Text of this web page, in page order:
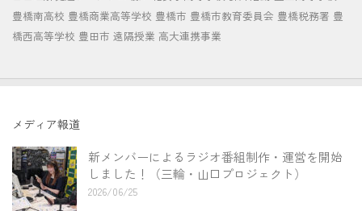
豊橋南高校 豊橋商業高等学校 豊橋市 豊橋市教育委員会 豊橋税務署 豊
橋西高等学校 豊田市 遠隔授業 高大連携事業
メディア報道
新メンバーによるラジオ番組制作・運営を開始
しました！（三輪・山口プロジェクト）
2026/06/25